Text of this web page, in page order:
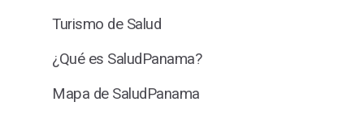
Turismo de Salud
¿Qué es SaludPanama?
Mapa de SaludPanama